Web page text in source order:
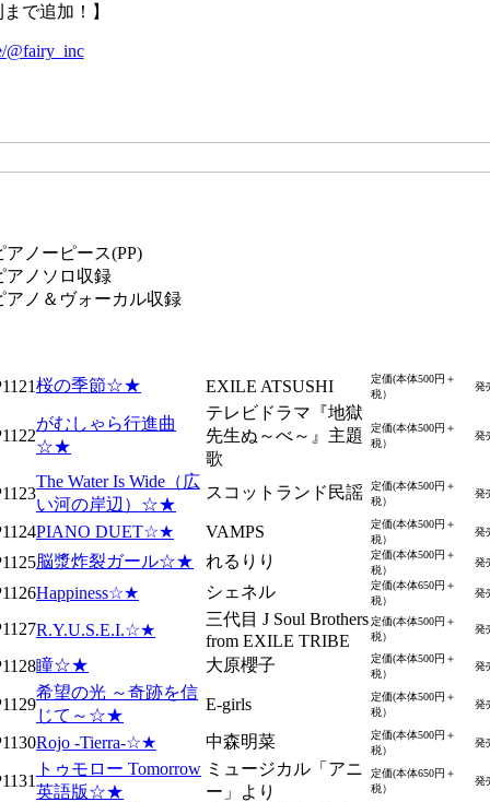
で追加！】
@fairy_inc
桜の季節☆★ EXILE ATSUSHI
定価(本体500円＋
税）
発
がむしゃら行進曲
☆★
テレビドラマ『地獄
先生ぬ～べ～』主題
歌
定価(本体500円＋
税）
発
The Water Is Wide（広
い河の岸辺）☆★
スコットランド民謡
定価(本体500円＋
税）
発
PIANO DUET☆★ VAMPS
定価(本体500円＋
税）
発
脳漿炸裂ガール☆★ れるりり
定価(本体500円＋
税）
発
Happiness☆★ シェネル
定価(本体650円＋
税）
発
R.Y.U.S.E.I.☆★
三代目 J Soul Brothers
from EXILE TRIBE
定価(本体500円＋
税）
発
瞳☆★ 大原櫻子
定価(本体500円＋
税）
発
希望の光 ～奇跡を信
じて～☆★
E-girls
定価(本体500円＋
税）
発
Rojo -Tierra-☆★ 中森明菜
定価(本体500円＋
税）
発
トゥモロー Tomorrow
英語版☆★
ミュージカル「アニ
ー」より
定価(本体650円＋
税）
発